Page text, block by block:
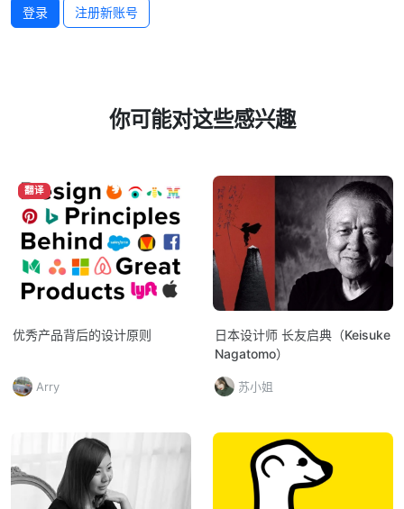
登录 注册新账号
你可能对这些感兴趣
翻译
优秀产品背后的设计原则
Arry
日本设计师 长友启典（Keisuke
Nagatomo）
苏小姐